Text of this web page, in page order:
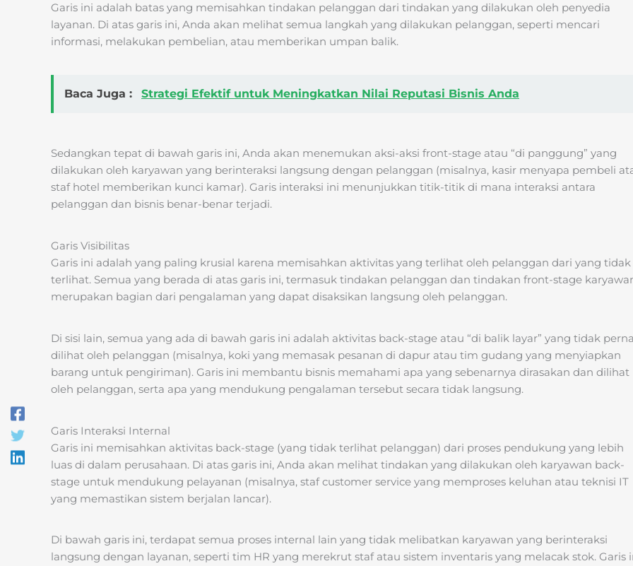
Garis ini adalah batas yang memisahkan tindakan pelanggan dari tindakan yang dilakukan oleh penyedia
layanan. Di atas garis ini, Anda akan melihat semua langkah yang dilakukan pelanggan, seperti mencari
informasi, melakukan pembelian, atau memberikan umpan balik.
Baca Juga : Strategi Efektif untuk Meningkatkan Nilai Reputasi Bisnis Anda
Sedangkan tepat di bawah garis ini, Anda akan menemukan aksi-aksi front-stage atau “di panggung” yang
dilakukan oleh karyawan yang berinteraksi langsung dengan pelanggan (misalnya, kasir menyapa pembeli
staf hotel memberikan kunci kamar). Garis interaksi ini menunjukkan titik-titik di mana interaksi antara
pelanggan dan bisnis benar-benar terjadi.
Garis Visibilitas
Garis ini adalah yang paling krusial karena memisahkan aktivitas yang terlihat oleh pelanggan dari yang tidak
terlihat. Semua yang berada di atas garis ini, termasuk tindakan pelanggan dan tindakan front-stage
merupakan bagian dari pengalaman yang dapat disaksikan langsung oleh pelanggan.
Di sisi lain, semua yang ada di bawah garis ini adalah aktivitas back-stage atau “di balik layar” yang tidak
dilihat oleh pelanggan (misalnya, koki yang memasak pesanan di dapur atau tim gudang yang menyiapkan
barang untuk pengiriman). Garis ini membantu bisnis memahami apa yang sebenarnya dirasakan dan dilihat
oleh pelanggan, serta apa yang mendukung pengalaman tersebut secara tidak langsung.
Garis Interaksi Internal
Garis ini memisahkan aktivitas back-stage (yang tidak terlihat pelanggan) dari proses pendukung yang lebih
luas di dalam perusahaan. Di atas garis ini, Anda akan melihat tindakan yang dilakukan oleh karyawan back-
stage untuk mendukung pelayanan (misalnya, staf customer service yang memproses keluhan atau teknisi IT
yang memastikan sistem berjalan lancar).
Di bawah garis ini, terdapat semua proses internal lain yang tidak melibatkan karyawan yang berinteraksi
langsung dengan layanan, seperti tim HR yang merekrut staf atau sistem inventaris yang melacak stok. Garis